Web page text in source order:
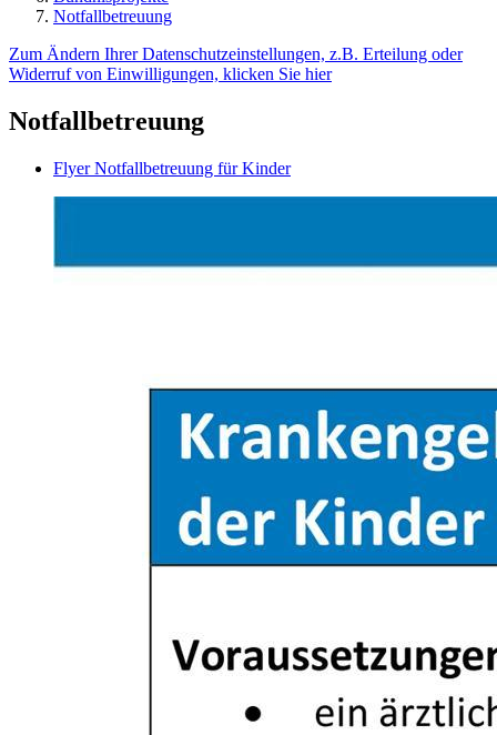
Notfallbetreuung
Zum Ändern Ihrer Datenschutzeinstellungen, z.B. Erteilung oder
Widerruf von Einwilligungen, klicken Sie hier
Notfallbetreuung
Flyer Notfallbetreuung für Kinder